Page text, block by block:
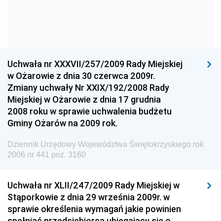
Dziennik Urzędowy Ministra Gospodarki
Dziennik Urzędowy Urzędu Ochrony Konkurencji i
Konsumentów
Dziennik Urzędowy Ministra Pracy i Polityki
Społecznej
Dziennik Urzędowy Urzędu Lotnictwa Cywilnego
Dziennik Urzędowy Ministerstwa Hutnictwa i
Przemysłu Maszynowego
Dziennik Urzędowy Ministerstwa Zdrowia i Opieki
Uchwała nr XXXVII/257/2009 Rady Miejskiej
w Ożarowie z dnia 30 czerwca 2009r.
Zmiany uchwały Nr XXIX/192/2008 Rady
Miejskiej w Ożarowie z dnia 17 grudnia
2008 roku w sprawie uchwalenia budżetu
Gminy Ożarów na 2009 rok.
Dziennik Urzędowy Województwa Świętokrzyskiego rok
2006 nr 441 poz. 3160
Uchwała nr XLII/247/2009 Rady Miejskiej w
Stąporkowie z dnia 29 września 2009r. w
sprawie określenia wymagań jakie powinien